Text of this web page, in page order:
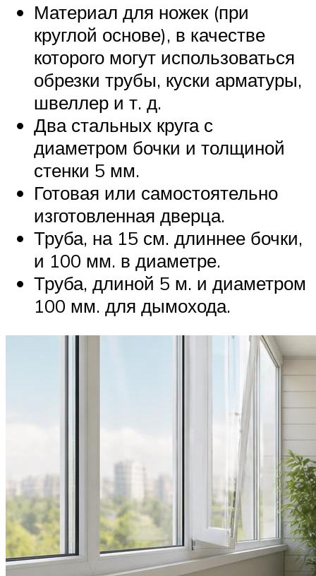
Материал для ножек (при
круглой основе), в качестве
которого могут использоваться
обрезки трубы, куски арматуры,
швеллер и т. д.
Два стальных круга с
диаметром бочки и толщиной
стенки 5 мм.
Готовая или самостоятельно
изготовленная дверца.
Труба, на 15 см. длиннее бочки,
и 100 мм. в диаметре.
Труба, длиной 5 м. и диаметром
100 мм. для дымохода.